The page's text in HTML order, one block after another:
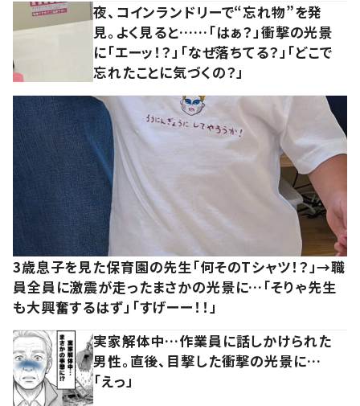
夜、コインランドリーで“忘れ物”を発
見。よく見ると……「はぁ？」衝撃の光景
に「エーッ！？」「なぜ落ちてる？」「どこで
忘れたことに気づくの？」
3歳息子を見た保育園の先生「何そのTシャツ！？」→職
員全員に激震が走ったまさかの光景に…「そりゃ先生
も大興奮するはず」「すげーー！！」
実家解体中…作業員に話しかけられた
男性。直後、目撃した衝撃の光景に…
「えっ」